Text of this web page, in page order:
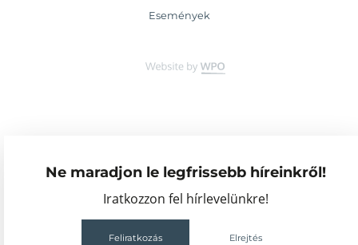
Ne maradjon le legfrissebb híreinkről!
Iratkozzon fel hírlevelünkre!
Feliratkozás Elrejtés
Események